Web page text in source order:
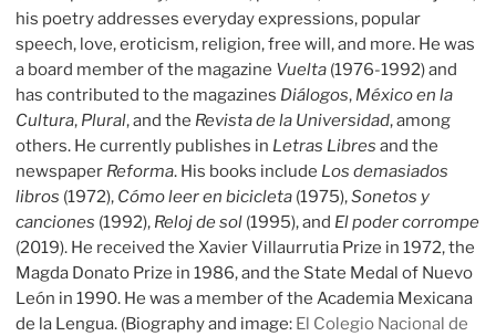
his poetry addresses everyday expressions, popular
speech, love, eroticism, religion, free will, and more. He was
a board member of the magazine Vuelta (1976-1992) and
has contributed to the magazines Diálogos, México en la
Cultura, Plural, and the Revista de la Universidad, among
others. He currently publishes in Letras Libres and the
newspaper Reforma. His books include Los demasiados
libros (1972), Cómo leer en bicicleta (1975),Sonetos y
canciones (1992), Reloj de sol (1995), and El poder corrompe
(2019). He received the Xavier Villaurrutia Prize in 1972, the
Magda Donato Prize in 1986, and the State Medal of Nuevo
León in 1990. He was a member of the Academia Mexicana
de la Lengua. (Biography and image: El Colegio Nacional de